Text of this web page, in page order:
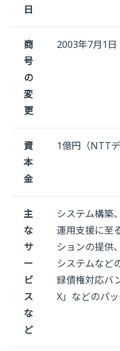
日
商
号
の
変
更
2003年7月1日
資
本
金
1億円（NTT
主
な
サ
ー
ビ
ス
な
ど
システム構築
運用支援に至
ションの提供
システムなど
録債権対応バ
X」などのパッ